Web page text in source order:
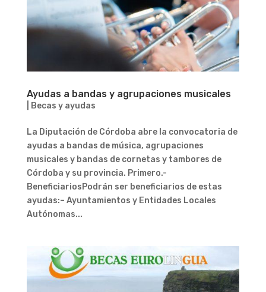
Ayudas a bandas y agrupaciones musicales
Becas y ayudas
La Diputación de Córdoba abre la convocatoria de
ayudas a bandas de música, agrupaciones
musicales y bandas de cornetas y tambores de
Córdoba y su provincia. Primero.-
BeneficiariosPodrán ser beneficiarios de estas
ayudas:– Ayuntamientos y Entidades Locales
Autónomas...